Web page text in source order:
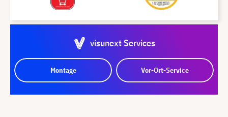
visunext Services
Montage Vor-Ort-Service